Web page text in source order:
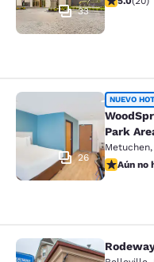
33
WoodSpring
26
NUEVO
Park
Metuchen,
Aún no
Aún no
Rodeway Inn